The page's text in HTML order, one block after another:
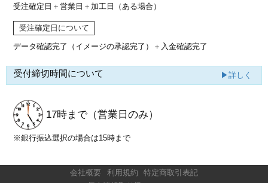
受注確定日＋営業日＋加工日（ある場合）
受注確定日について
データ確認完了（イメージの承認完了） ＋入金確認完了
受付締切時間について ▶詳しく
17時まで （営業日のみ）
※銀行振込選択の場合は15時まで
会社概要 利用規約
特定商取引表記